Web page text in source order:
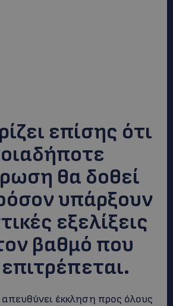
επίσης ότι
θα δοθεί
υπάρξουν
εξελίξεις
βαθμό που
έκκληση προς όλους